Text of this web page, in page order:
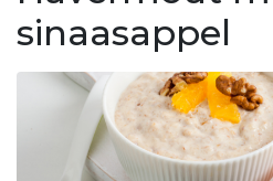
sinaasappel